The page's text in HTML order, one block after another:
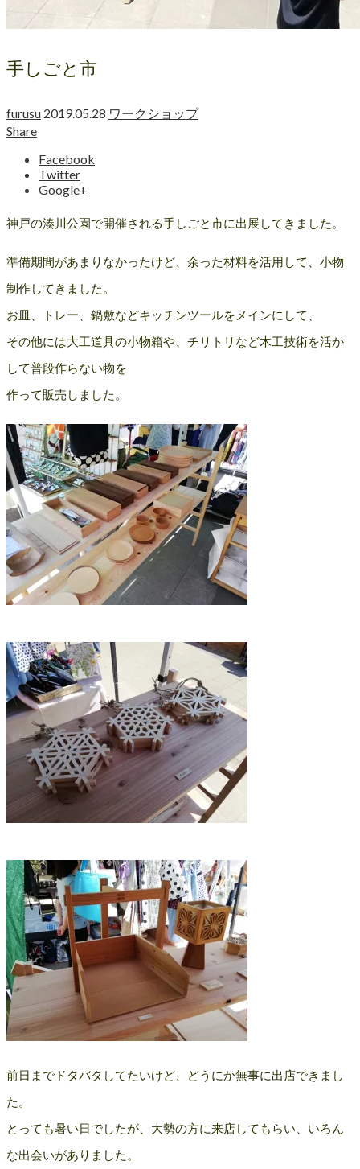
手しごと市
furusu 2019.05.28 ワークショップ
Share
Facebook
Twitter
Google+
神戸の湊川公園で開催される手しごと市に出展してきました。
準備期間があまりなかったけど、余った材料を活用して、小物
制作してきました。
お皿、トレー、鍋敷などキッチンツールをメインにして、
その他には大工道具の小物箱や、チリトリなど木工技術を活か
して普段作らない物を
作って販売しました。
前日までドタバタしてたいけど、どうにか無事に出店できまし
た。
とっても暑い日でしたが、大勢の方に来店してもらい、いろん
な出会いがありました。